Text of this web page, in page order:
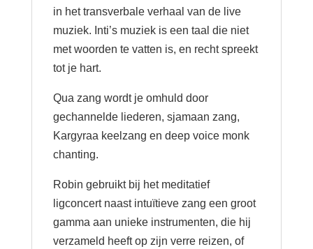
in het transverbale verhaal van de live
muziek. Inti’s muziek is een taal die niet
met woorden te vatten is, en recht spreekt
tot je hart.
Qua zang wordt je omhuld door
gechannelde liederen, sjamaan zang,
Kargyraa keelzang en deep voice monk
chanting.
Robin gebruikt bij het meditatief
ligconcert naast intuïtieve zang een groot
gamma aan unieke instrumenten, die hij
verzameld heeft op zijn verre reizen, of